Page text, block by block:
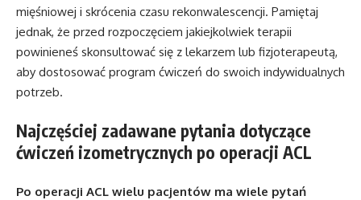
mięśniowej i skrócenia czasu rekonwalescencji. Pamiętaj
jednak, że przed rozpoczęciem jakiejkolwiek terapii
powinieneś skonsultować się z lekarzem lub fizjoterapeutą,
aby dostosować program ćwiczeń do swoich indywidualnych
potrzeb.
Najczęściej zadawane pytania dotyczące
ćwiczeń izometrycznych po operacji ACL
Po operacji ACL wielu pacjentów ma wiele pytań